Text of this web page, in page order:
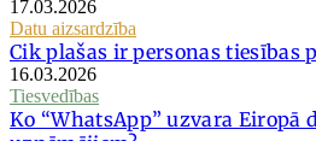
17.03.2026
Datu aizsardzība
Cik plašas ir personas tiesības
16.03.2026
Tiesvedības
Ko “WhatsApp” uzvara Eiropā